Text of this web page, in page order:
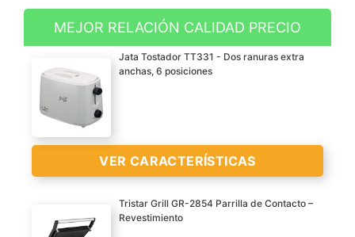
Superficie de cocción: 23
Tapa basculante que se
adapta según el grosor
del alimento
Se puede guardar en
VER
CARACTERÍSTICAS
>
MEJOR RELACIÓN CALIDAD PRECIO
Jata Tostador TT331 - Dos ranuras extra
anchas, 6 posiciones
VER CARACTERÍSTICAS
Tristar Grill GR-2854 Parrilla de Contacto –
Revestimiento